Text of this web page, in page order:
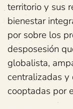
territorio y sus
bienestar
por sobre los
desposesión
globalista,
centralizadas y
cooptadas por